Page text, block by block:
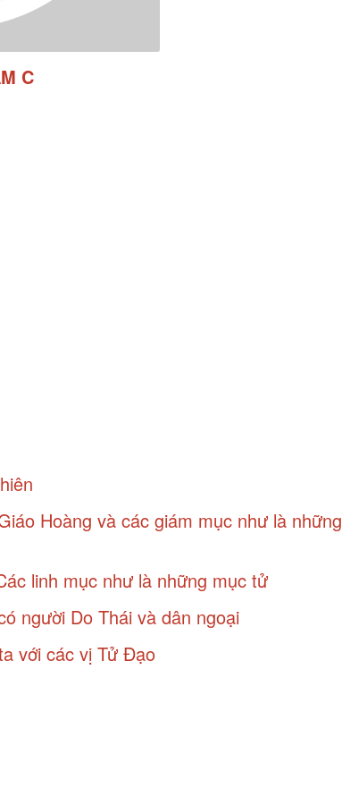
C
Hoàng và các giám mục như là những
linh mục như là những mục tử
người Do Thái và dân ngoại
với các vị Tử Đạo